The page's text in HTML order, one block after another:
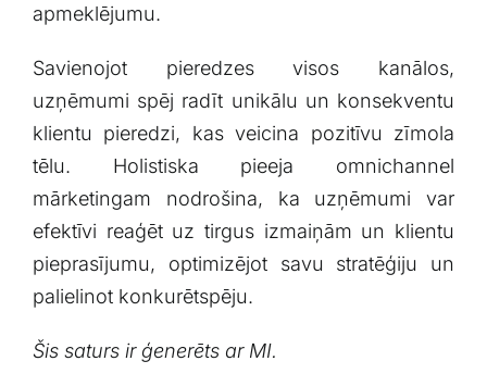
apmeklējumu.
Savienojot pieredzes visos kanālos,
⁣uzņēmumi spēj radīt unikālu un ​konsekventu
klientu⁣ pieredzi, kas veicina pozitīvu ‍zīmola
tēlu. Holistiska ⁣pieeja omnichannel
mārketingam nodrošina, ka uzņēmumi ‍var
efektīvi ‍reaģēt uz‌ tirgus izmaiņām ​un klientu
pieprasījumu, optimizējot ‌savu stratēģiju un
palielinot konkurētspēju.
Šis ⁤saturs ir ģenerēts ar MI.